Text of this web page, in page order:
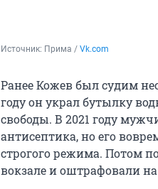
Источник: Прима / Vk.com
Ранее Кожев был судим
году он украл бутылку
свободы. В 2021 году
антисептика, но его
строгого режима. Потом
вокзале и оштрафовали